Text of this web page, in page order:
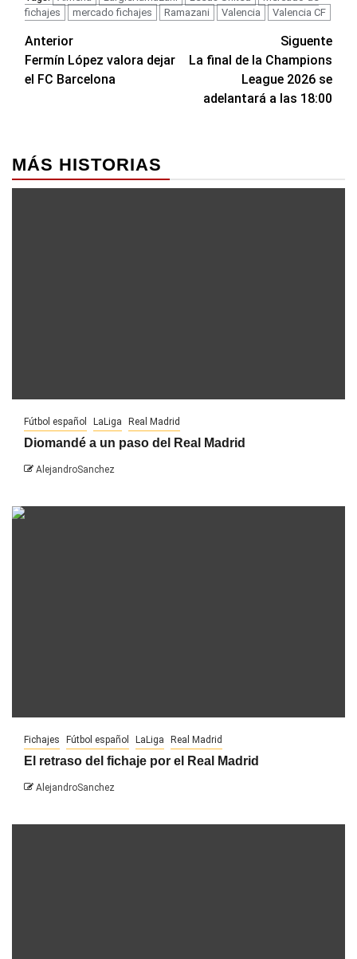
fichajes
mercado fichajes Ramazani Valencia Valencia CF
Navegación
de
Anterior
Fermín López valora dejar
el FC Barcelona
Siguente
La final de la Champions
League 2026 se
adelantará a las 18:00
MÁS HISTORIAS
Fútbol español LaLiga Real Madrid
Diomandé a un paso del Real Madrid
AlejandroSanchez
Fichajes Fútbol español LaLiga Real Madrid
El retraso del fichaje por el Real Madrid
AlejandroSanchez